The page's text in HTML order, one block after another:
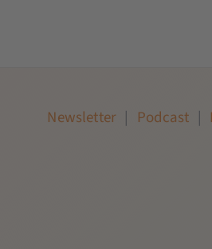
Newsletter | Podcast |